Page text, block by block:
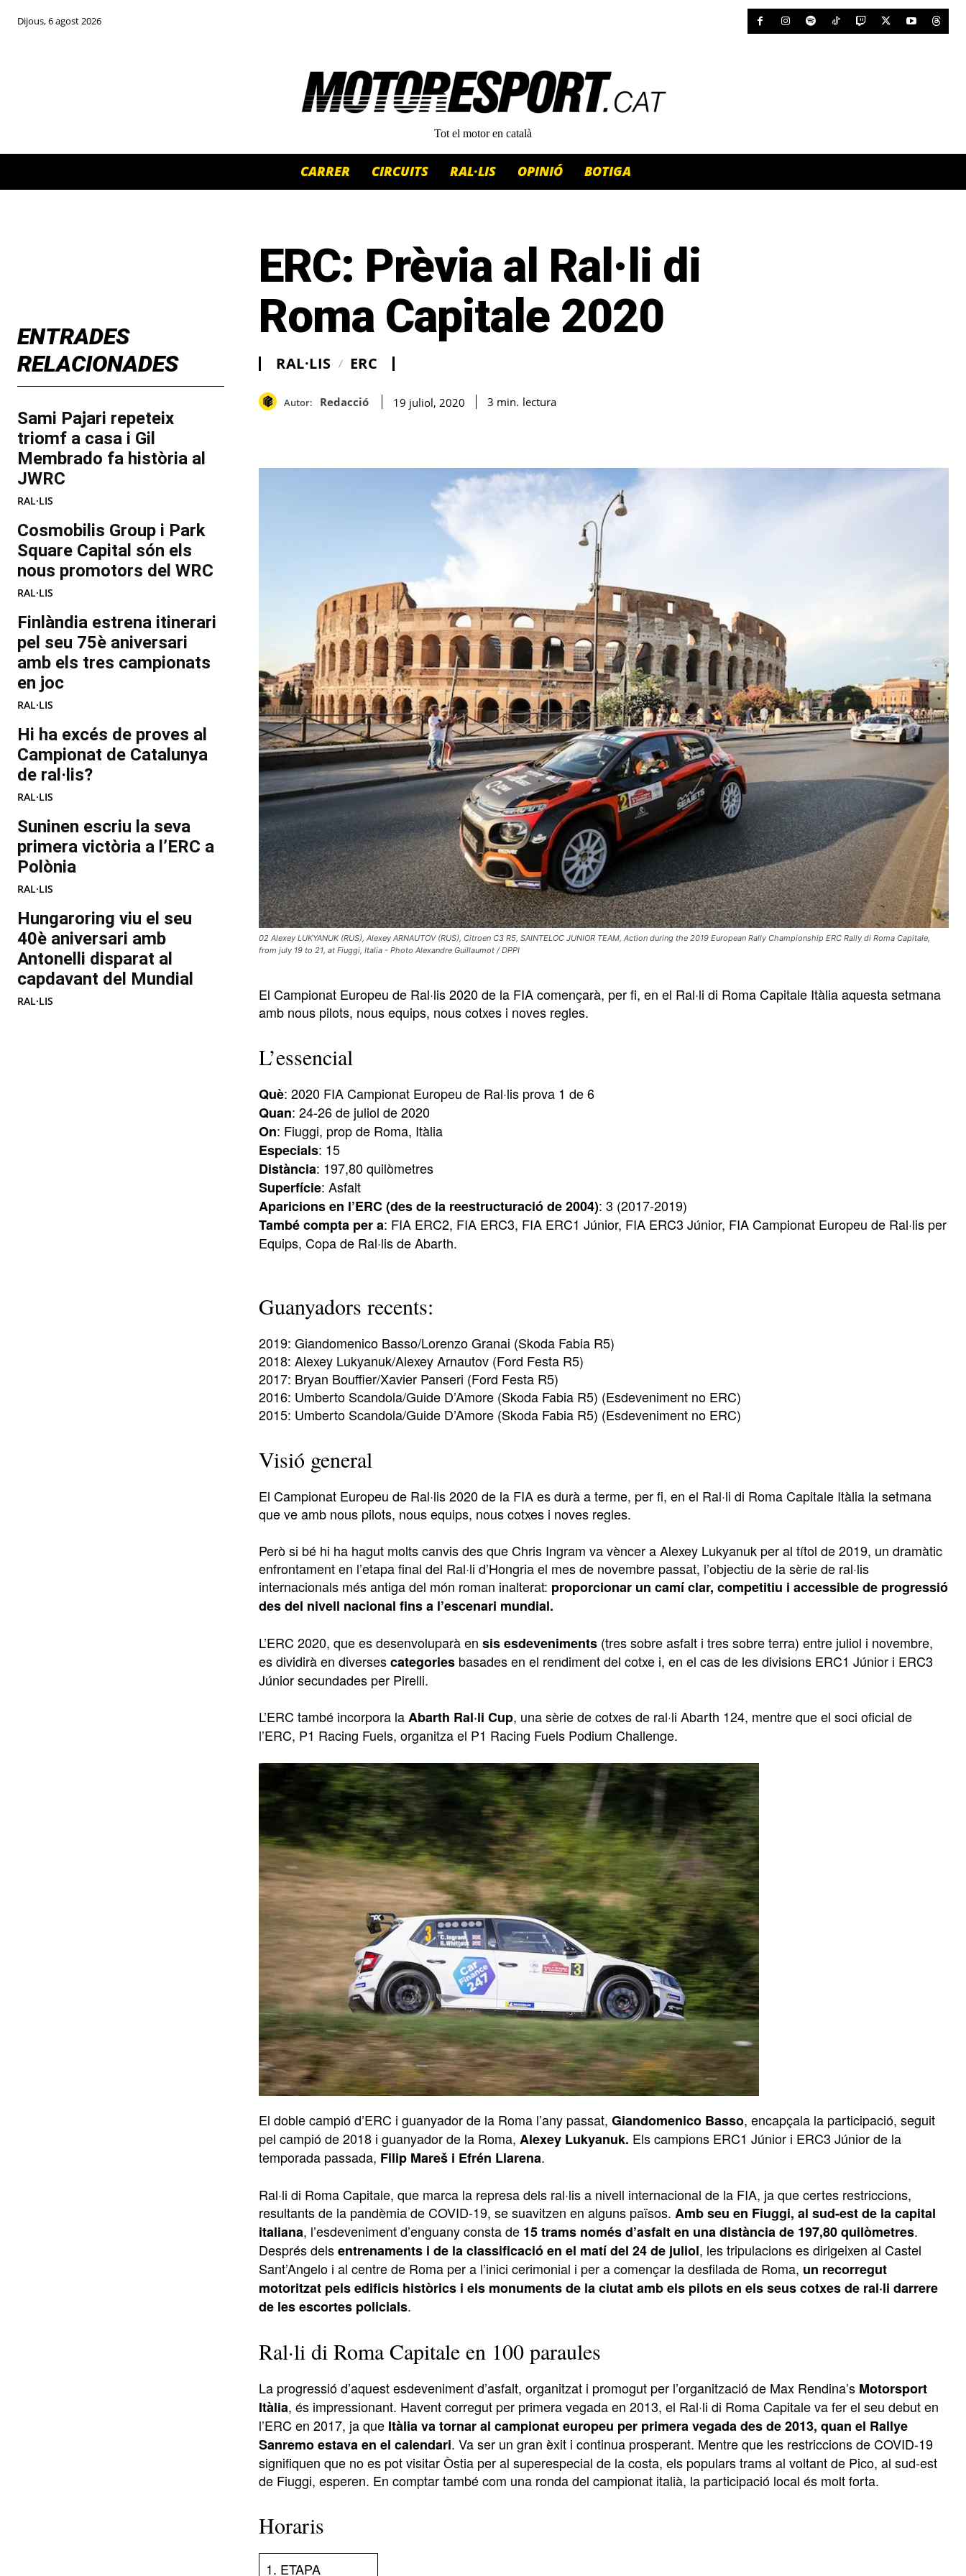
Dijous, 6 agost 2026
Tot el motor en català
CARRER CIRCUITS RAL·LIS OPINIÓ BOTIGA
ENTRADES
RELACIONADES
Sami Pajari repeteix
triomf a casa i Gil
Membrado fa història al
JWRC
RAL·LIS
Cosmobilis Group i Park
Square Capital són els
nous promotors del WRC
RAL·LIS
Finlàndia estrena itinerari
pel seu 75è aniversari
amb els tres campionats
en joc
RAL·LIS
Hi ha excés de proves al
Campionat de Catalunya
de ral·lis?
RAL·LIS
Suninen escriu la seva
primera victòria a l’ERC a
Polònia
RAL·LIS
Hungaroring viu el seu
40è aniversari amb
Antonelli disparat al
capdavant del Mundial
RAL·LIS
ERC: Prèvia al Ral·li di
Roma Capitale 2020
RAL·LIS ERC
Autor: Redacció 19 juliol, 2020 3 min. lectura
02 Alexey LUKYANUK (RUS), Alexey ARNAUTOV (RUS), Citroen C3 R5, SAINTELOC JUNIOR TEAM, Action during the 2019 European Rally Championship ERC Rally di Roma Capitale,
from july 19 to 21, at Fiuggi, Italia - Photo Alexandre Guillaumot / DPPI
El Campionat Europeu de Ral·lis 2020 de la FIA començarà, per fi, en el Ral·li di Roma Capitale Itàlia aquesta setmana
amb nous pilots, nous equips, nous cotxes i noves regles.
L’essencial
Què: 2020 FIA Campionat Europeu de Ral·lis prova 1 de 6
Quan: 24-26 de juliol de 2020
On: Fiuggi, prop de Roma, Itàlia
Especials: 15
Distància: 197,80 quilòmetres
Superfície: Asfalt
Aparicions en l’ERC (des de la reestructuració de 2004): 3 (2017-2019)
També compta per a: FIA ERC2, FIA ERC3, FIA ERC1 Júnior, FIA ERC3 Júnior, FIA Campionat Europeu de Ral·lis per
Equips, Copa de Ral·lis de Abarth.
Guanyadors recents:
2019: Giandomenico Basso/Lorenzo Granai (Skoda Fabia R5)
2018: Alexey Lukyanuk/Alexey Arnautov (Ford Festa R5)
2017: Bryan Bouffier/Xavier Panseri (Ford Festa R5)
2016: Umberto Scandola/Guide D’Amore (Skoda Fabia R5) (Esdeveniment no ERC)
2015: Umberto Scandola/Guide D’Amore (Skoda Fabia R5) (Esdeveniment no ERC)
Visió general
El Campionat Europeu de Ral·lis 2020 de la FIA es durà a terme, per fi, en el Ral·li di Roma Capitale Itàlia la setmana
que ve amb nous pilots, nous equips, nous cotxes i noves regles.
Però si bé hi ha hagut molts canvis des que Chris Ingram va vèncer a Alexey Lukyanuk per al títol de 2019, un dramàtic
enfrontament en l’etapa final del Ral·li d’Hongria el mes de novembre passat, l’objectiu de la sèrie de ral·lis
internacionals més antiga del món roman inalterat: proporcionar un camí clar, competitiu i accessible de progressió
des del nivell nacional fins a l’escenari mundial.
L’ERC 2020, que es desenvoluparà en sis esdeveniments (tres sobre asfalt i tres sobre terra) entre juliol i novembre,
es dividirà en diversescategories basades en el rendiment del cotxe i, en el cas de les divisions ERC1 Júnior i ERC3
Júnior secundades per Pirelli.
L’ERC també incorpora laAbarth Ral·li Cup, una sèrie de cotxes de ral·li Abarth 124, mentre que el soci oficial de
l’ERC, P1 Racing Fuels, organitza el P1 Racing Fuels Podium Challenge.
El doble campió d’ERC i guanyador de la Roma l’any passat, Giandomenico Basso, encapçala la participació, seguit
pel campió de 2018 i guanyador de la Roma, Alexey Lukyanuk. Els campions ERC1 Júnior i ERC3 Júnior de la
temporada passada, Filip Mareš i Efrén Llarena.
Ral·li di Roma Capitale, que marca la represa dels ral·lis a nivell internacional de la FIA, ja que certes restriccions,
resultants de la pandèmia de COVID-19, se suavitzen en alguns països. Amb seu en Fiuggi, al sud-est de la capital
italiana, l’esdeveniment d’enguany consta de 15 trams només d’asfalt en una distància de 197,80 quilòmetres.
Després delsentrenaments i de la classificació en el matí del 24 de juliol, les tripulacions es dirigeixen al Castel
Sant’Angelo i al centre de Roma per a l’inici cerimonial i per a començar la desfilada de Roma, un recorregut
motoritzat pels edificis històrics i els monuments de la ciutat amb els pilots en els seus cotxes de ral·li darrere
de les escortes policials.
Ral·li di Roma Capitale en 100 paraules
La progressió d’aquest esdeveniment d’asfalt, organitzat i promogut per l’organització de Max Rendina’s Motorsport
Itàlia, és impressionant. Havent corregut per primera vegada en 2013, el Ral·li di Roma Capitale va fer el seu debut en
l’ERC en 2017, ja que Itàlia va tornar al campionat europeu per primera vegada des de 2013, quan el Rallye
Sanremo estava en el calendari. Va ser un gran èxit i continua prosperant. Mentre que les restriccions de COVID-19
signifiquen que no es pot visitar Òstia per al superespecial de la costa, els populars trams al voltant de Pico, al sud-est
de Fiuggi, esperen. En comptar també com una ronda del campionat italià, la participació local és molt forta.
Horaris
1. ETAPA